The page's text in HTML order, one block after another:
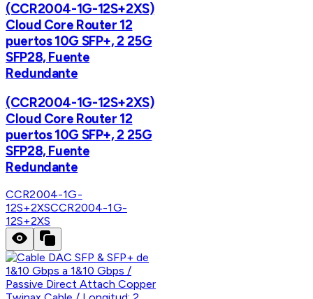
(CCR2004-1G-12S+2XS)
Cloud Core Router 12
puertos 10G SFP+, 2 25G
SFP28, Fuente
Redundante
(CCR2004-1G-12S+2XS)
Cloud Core Router 12
puertos 10G SFP+, 2 25G
SFP28, Fuente
Redundante
CCR2004-1G-
12S+2XSCCR2004-1G-
12S+2XS